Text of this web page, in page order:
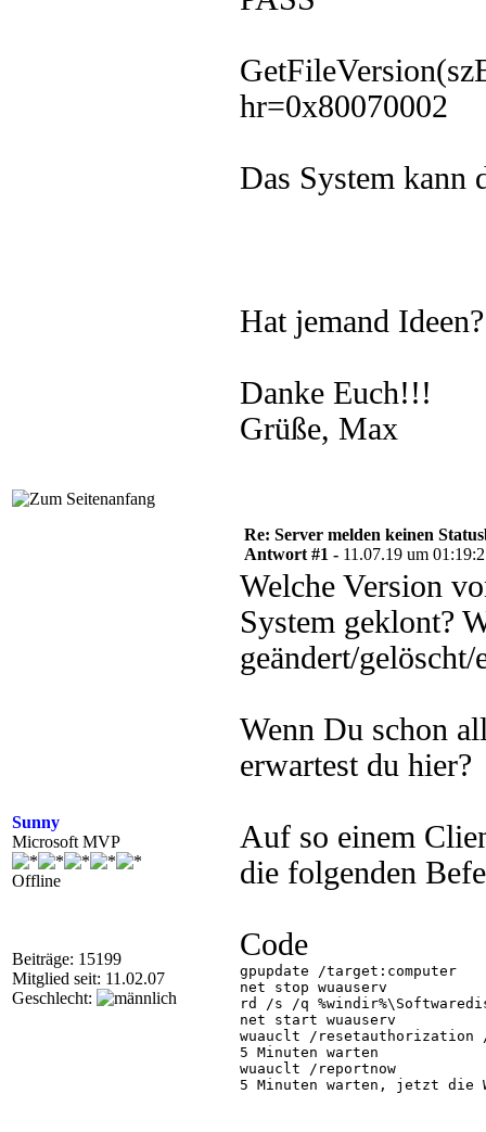
hr=0x80070002
Das System kann
Hat jemand
Danke Euch!!!
Grüße, Max
Sunny
Microsoft MVP
Offline
Beiträge: 15199
Mitglied seit: 11.02.07
Geschlecht:
Re: Server melden keinen
Antwort #1 - 11.07.19 um
Welche Version
System geklont?
geändert/gelöscht/
Wenn Du schon
erwartest du hier?
Auf so einem
die folgenden
Code
gpupdate /target:computer
net stop wuauserv
rd /s /q
net start wuauserv
wuauclt /resetauthorization /
5 Minuten warten
wuauclt /reportnow
5 Minuten warten, jetzt die